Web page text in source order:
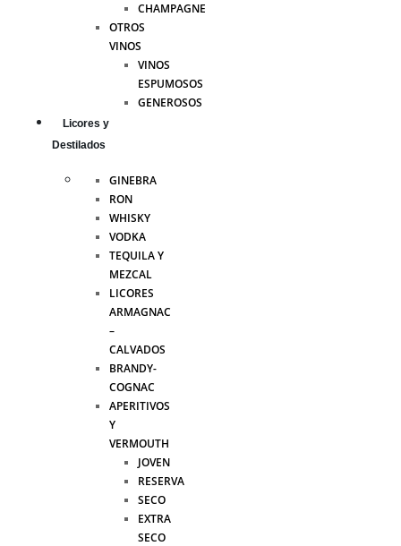
CHAMPAGNE
OTROS
VINOS
VINOS
ESPUMOSOS
GENEROSOS
Licores y
Destilados
GINEBRA
RON
WHISKY
VODKA
TEQUILA Y
MEZCAL
LICORES
ARMAGNAC
–
CALVADOS
BRANDY-
COGNAC
APERITIVOS
Y
VERMOUTH
JOVEN
RESERVA
SECO
EXTRA
SECO